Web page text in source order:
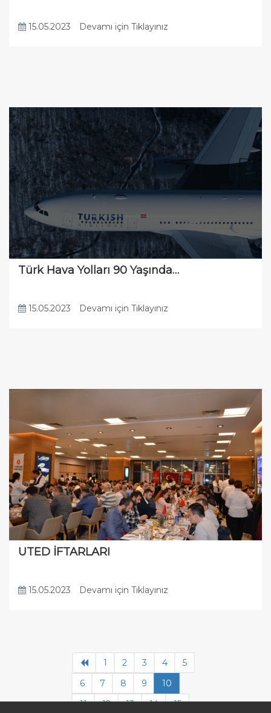
15.05.2023 Devamı için Tıklayınız
Türk Hava Yolları 90 Yaşında…
15.05.2023 Devamı için Tıklayınız
UTED İFTARLARI
15.05.2023 Devamı için Tıklayınız
1 2 3 4
5
6
7 8 9
10
11
12 13 14 15